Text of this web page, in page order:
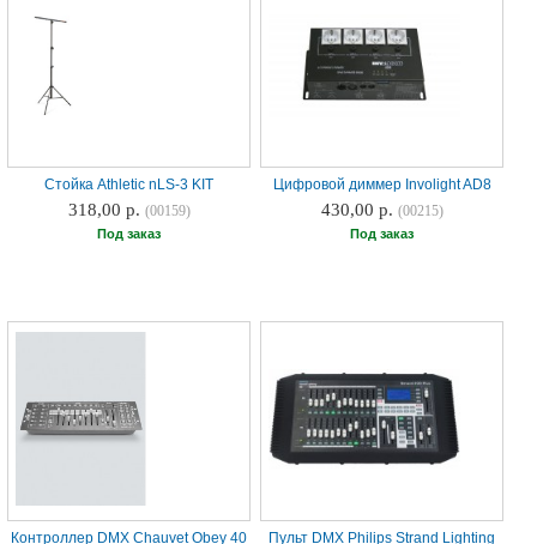
Стойка Athletic nLS-3 KIT
318,00 р. (00159)
Под заказ
Цифровой диммер Involight AD8
430,00 р. (00215)
Под заказ
Контроллер DMX Chauvet Obey 40 Пульт DMX Philips Strand Lighting